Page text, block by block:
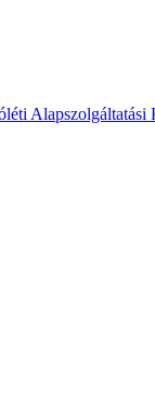
Alapszolgáltatási